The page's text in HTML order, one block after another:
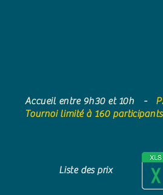
Accueil entre 9h30 et 10h -
Tournoi limité à 160
Liste des prix